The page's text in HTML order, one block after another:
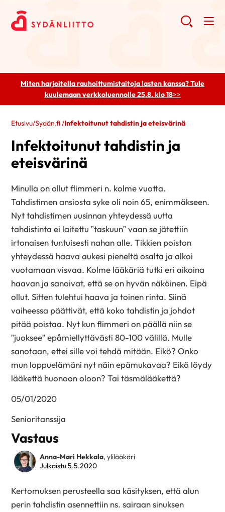
Miten harjoitella rauhoittumistaitoja lasten kanssa? Tule
kuulemaanverkkoluennolle 25.8. klo 18>>
Etusivu/Sydän.fi/Infektoitunut tahdistin ja eteisvärinä
Infektoitunut tahdistin ja
eteisvärinä
Minulla on ollut flimmeri n. kolme vuotta.
Tahdistimen ansiosta syke oli noin 65, enimmäkseen.
Nyt tahdistimen uusinnan yhteydessä uutta
tahdistinta ei laitettu ”taskuun” vaan se jätettiin
irtonaisen tuntuisesti nahan alle. Tikkien poiston
yhteydessä haava aukesi pieneltä osalta ja alkoi
vuotamaan visvaa. Kolme lääkäriä tutki eri aikoina
haavan ja sanoivat, että se on hyvän näköinen. Eipä
ollut. Sitten tulehtui haava ja toinen rinta. Siinä
vaiheessa päättivät, että koko tahdistin ja johdot
pitää poistaa. Nyt kun flimmeri on päällä niin se
”juoksee” epåmiellyttävästi 80-100 välillä. Mulle
sanotaan, ettei sille voi tehdä mitään. Eikö? Onko
mun loppuelämäni nyt näin epämukavaa? Eikö löydy
lääkettä huonoon oloon? Tai täsmälääkettä?
05/01/2020
Senioritanssija
Vastaus
Anna-Mari Hekkala, ylilääkäri
Julkaistu 5.5.2020
Kertomuksen perusteella saa käsityksen, että alun
perin tahdistin asennettiin ns. sairaan sinuksen